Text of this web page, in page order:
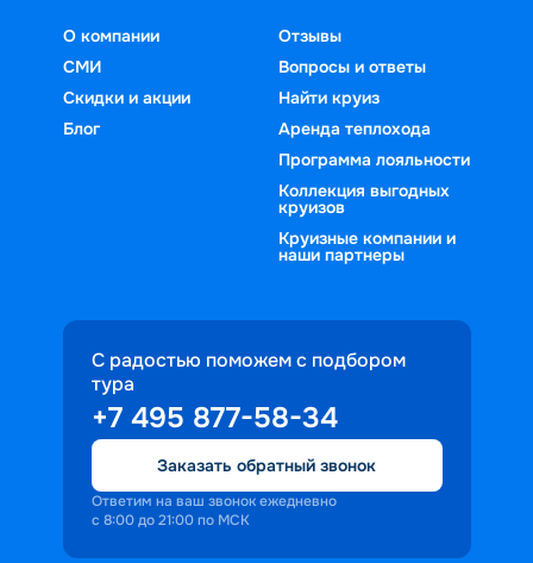
О компании
СМИ
Скидки и акции
Блог
Отзывы
Вопросы и ответы
Найти круиз
Аренда теплохода
Программа лояльности
Коллекция выгодных
круизов
Круизные компании и
наши партнеры
С радостью поможем с подбором
тура
+7 495 877-58-34
Заказать обратный звонок
Ответим на ваш звонок ежедневно
с 8:00 до 21:00 по МСК